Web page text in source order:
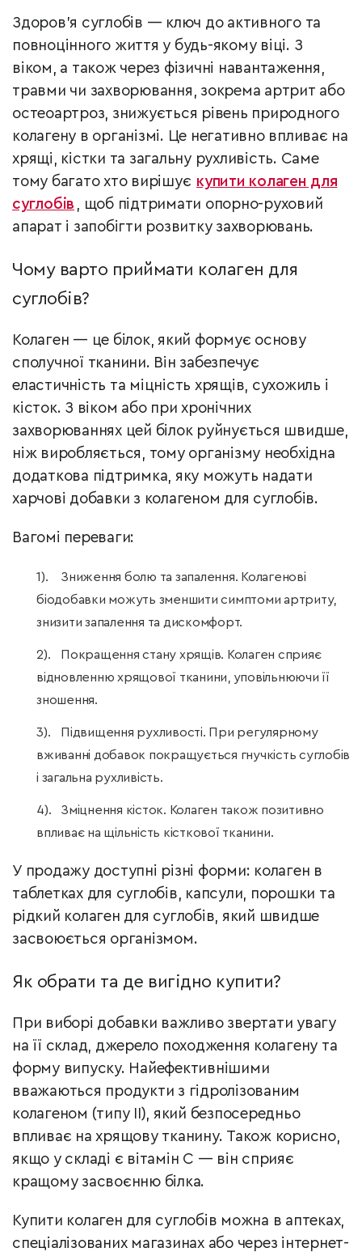
Здоров’я суглобів — ключ до активного та
повноцінного життя у будь-якому віці. З
віком, а також через фізичні навантаження,
травми чи захворювання, зокрема артрит або
остеоартроз, знижується рівень природного
колагену в організмі. Це негативно впливає на
хрящі, кістки та загальну рухливість. Саме
тому багато хто вирішує купити колаген для
суглобів , щоб підтримати опорно-руховий
апарат і запобігти розвитку захворювань.
Чому варто приймати колаген для
суглобів?
Колаген — це білок, який формує основу
сполучної тканини. Він забезпечує
еластичність та міцність хрящів, сухожиль і
кісток. З віком або при хронічних
захворюваннях цей білок руйнується швидше,
ніж виробляється, тому організму необхідна
додаткова підтримка, яку можуть надати
харчові добавки з колагеном для суглобів.
Вагомі переваги:
Зниження болю та запалення. Колагенові
біодобавки можуть зменшити симптоми артриту,
знизити запалення та дискомфорт.
Покращення стану хрящів. Колаген сприяє
відновленню хрящової тканини, уповільнюючи її
зношення.
Підвищення рухливості. При регулярному
вживанні добавок покращується гнучкість суглобів
і загальна рухливість.
Зміцнення кісток. Колаген також позитивно
впливає на щільність кісткової тканини.
У продажу доступні різні форми: колаген в
таблетках для суглобів, капсули, порошки та
рідкий колаген для суглобів, який швидше
засвоюється організмом.
Як обрати та де вигідно купити?
При виборі добавки важливо звертати увагу
на її склад, джерело походження колагену та
форму випуску. Найефективнішими
вважаються продукти з гідролізованим
колагеном (типу II), який безпосередньо
впливає на хрящову тканину. Також корисно,
якщо у складі є вітамін С — він сприяє
кращому засвоєнню білка.
Купити колаген для суглобів можна в аптеках,
спеціалізованих магазинах або через інтернет-